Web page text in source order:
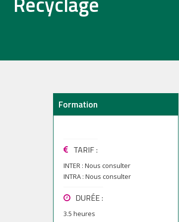
Formation
TARIF:
INTER : Nous consulter
INTRA : Nous consulter
DURÉE :
3.5 heures